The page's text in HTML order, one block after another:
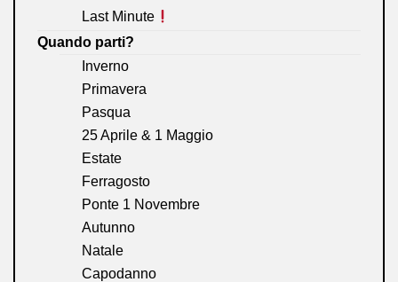
Last Minute
Quando parti?
Inverno
Primavera
Pasqua
25 Aprile & 1 Maggio
Estate
Ferragosto
Ponte 1 Novembre
Autunno
Natale
Capodanno